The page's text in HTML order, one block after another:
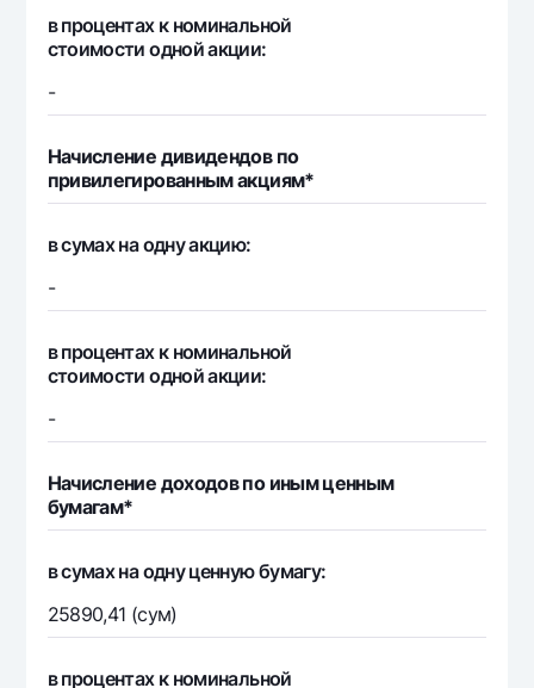
в процентах к номинальной
стоимости одной акции:
-
Начисление дивидендов по
привилегированным акциям*
в сумах на одну акцию:
-
в процентах к номинальной
стоимости одной акции:
-
Начисление доходов по иным ценным
бумагам*
в сумах на одну ценную бумагу:
25890,41 (сум)
в процентах к номинальной